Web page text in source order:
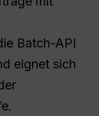
Batch-API
eignet sich